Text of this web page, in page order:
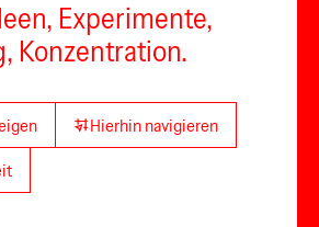
Experimente,
Konzentration.
Hierhin navigieren